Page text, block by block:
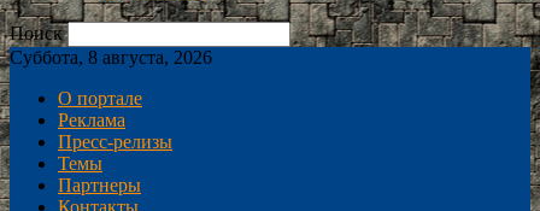
Поиск
Суббота, 8 августа, 2026
О портале
Реклама
Пресс-релизы
Темы
Партнеры
Контакты